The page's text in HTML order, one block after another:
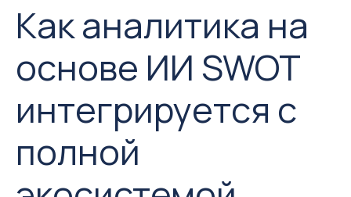
Как аналитика на
основе ИИ SWOT
интегрируется с
полной